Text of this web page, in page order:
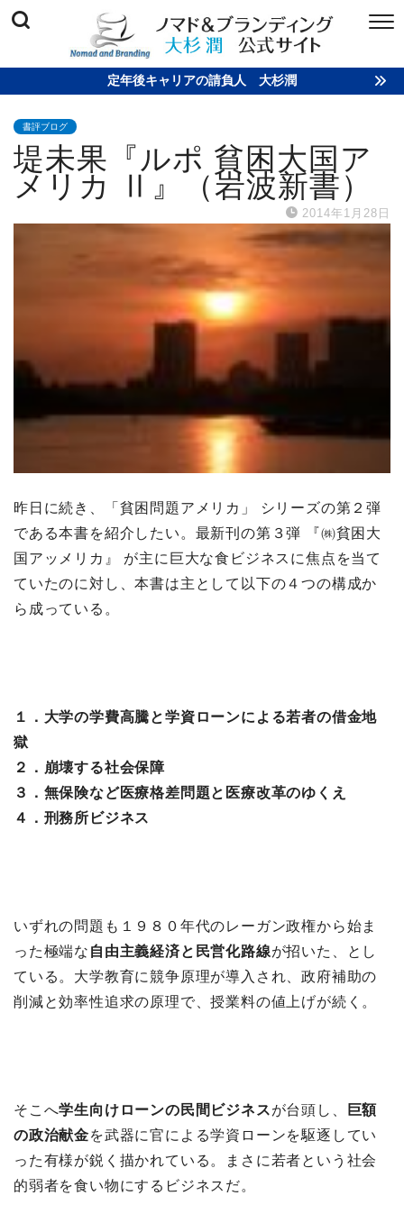
定年後キャリアの請負人 大杉潤
書評ブログ
堤未果『ルポ 貧困大国ア
メリカ Ⅱ』（岩波新書）
2014年1月28日
昨日に続き、「貧困問題アメリカ」 シリーズの第２弾
である本書を紹介したい。最新刊の第３弾 『㈱貧困大
国アッメリカ』 が主に巨大な食ビジネスに焦点を当て
ていたのに対し、本書は主として以下の４つの構成か
ら成っている。
１．大学の学費高騰と学資ローンによる若者の借金地
獄
２．崩壊する社会保障
３．無保険など医療格差問題と医療改革のゆくえ
４．刑務所ビジネス
いずれの問題も１９８０年代のレーガン政権から始ま
った極端な 自由主義経済と民営化路線が招いた、とし
ている。大学教育に競争原理が導入され、政府補助の
削減と効率性追求の原理で、授業料の値上げが続く。
そこへ学生向けローンの民間ビジネスが台頭し、
巨額
の政治献金を武器に官による学資ローンを駆逐してい
った有様が鋭く描かれている。まさに若者という社会
的弱者を食い物にするビジネスだ。